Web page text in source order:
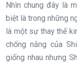
Nhìn chung đây là
biệt là trong những
là một sự thay thế
chống nắng của
giống nhau nhưng